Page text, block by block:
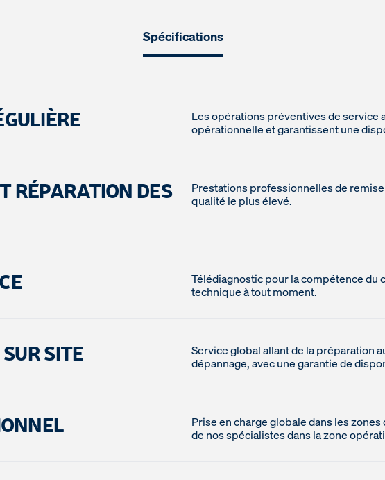
Spécifications
Les opérations préventives de service
opérationnelle et garantissent une
RÉPARATION DES
Prestations professionnelles de
qualité le plus élevé.
Télédiagnostic pour la compétence du
technique à tout moment.
SITE
Service global allant de la préparation
dépannage, avec une garantie de
Prise en charge globale dans les
de nos spécialistes dans la zone